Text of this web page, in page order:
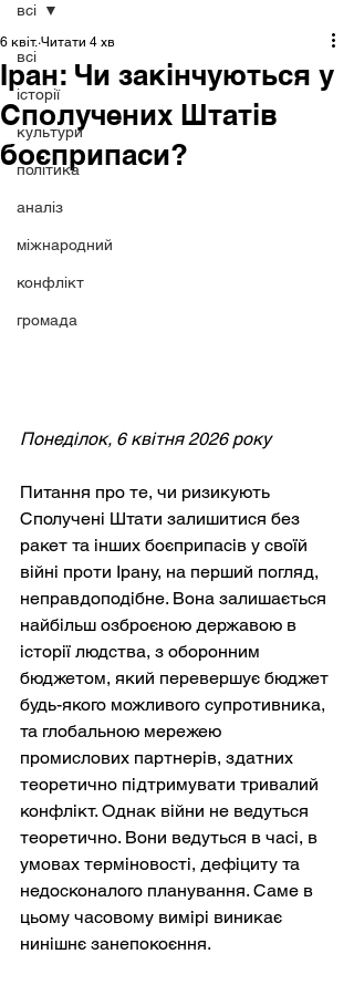
всі
історії
культури
політика
аналіз
міжнародний
конфлікт
громада
всі
Іран: Чи закінчуються у
Сполучених Штатів
боєприпаси?
6 квіт. Читати 4 хв
Понеділок, 6 квітня 2026 року
Питання про те, чи ризикують
Сполучені Штати залишитися без
ракет та інших боєприпасів у своїй
війні проти Ірану, на перший погляд,
неправдоподібне. Вона залишається
найбільш озброєною державою в
історії людства, з оборонним
бюджетом, який перевершує бюджет
будь-якого можливого супротивника,
та глобальною мережею
промислових партнерів, здатних
теоретично підтримувати тривалий
конфлікт. Однак війни не ведуться
теоретично. Вони ведуться в часі, в
умовах терміновості, дефіциту та
недосконалого планування. Саме в
цьому часовому вимірі виникає
нинішнє занепокоєння.